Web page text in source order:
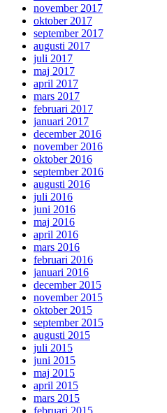
november 2017
oktober 2017
september 2017
augusti 2017
juli 2017
maj 2017
april 2017
mars 2017
februari 2017
januari 2017
december 2016
november 2016
oktober 2016
september 2016
augusti 2016
juli 2016
juni 2016
maj 2016
april 2016
mars 2016
februari 2016
januari 2016
december 2015
november 2015
oktober 2015
september 2015
augusti 2015
juli 2015
juni 2015
maj 2015
april 2015
mars 2015